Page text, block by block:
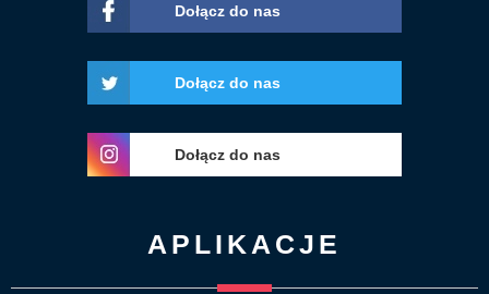
Dołącz do nas
Dołącz do nas
Dołącz do nas
APLIKACJE